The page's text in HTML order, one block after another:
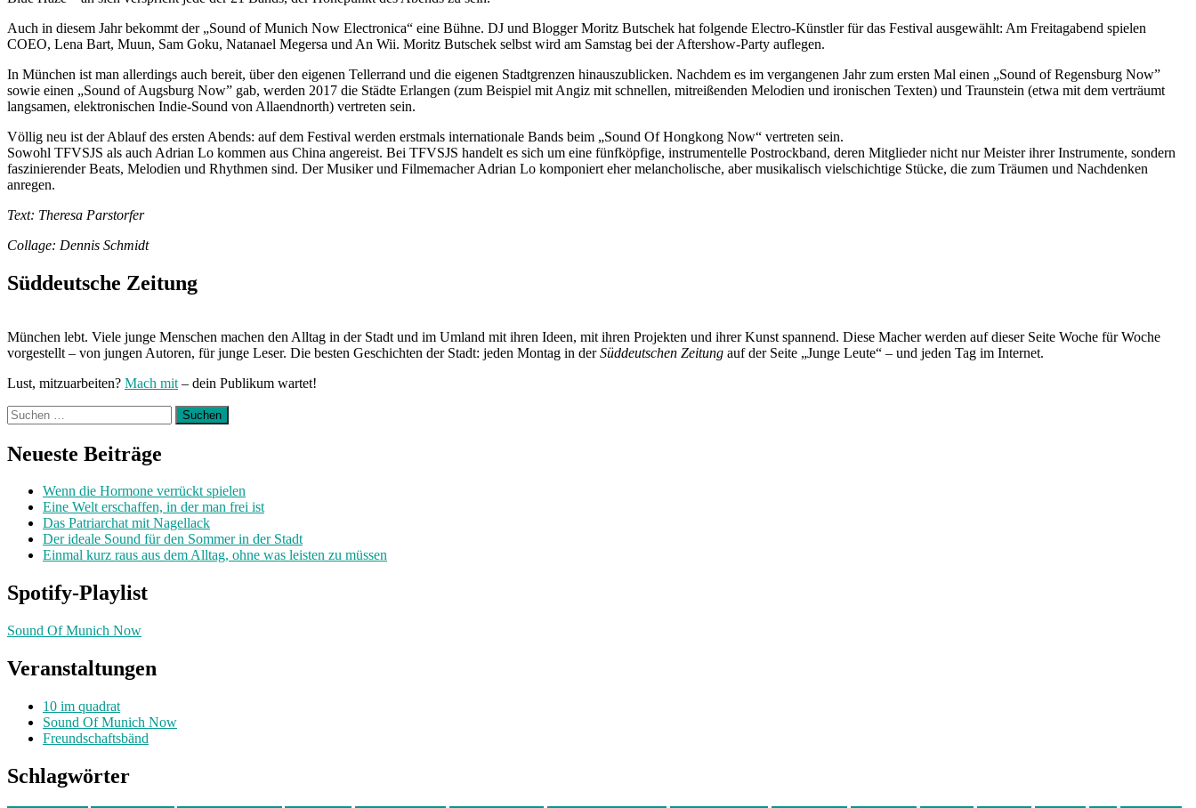
Auch in diesem Jahr bekommt der „Sound of Munich Now Electronica“ eine Bühne. DJ und Blogger Moritz Butschek hat folgende Electro-Künstler für das Festival ausgewählt: Am Freitagabend spielen
COEO, Lena Bart, Muun, Sam Goku, Natanael Megersa und An Wii. Moritz Butschek selbst wird am Samstag bei der Aftershow-Party auflegen.
In München ist man allerdings auch bereit, über den eigenen Tellerrand und die eigenen Stadtgrenzen hinauszublicken. Nachdem es im vergangenen Jahr zum ersten Mal einen „Sound of Regensburg Now”
sowie einen „Sound of Augsburg Now” gab, werden 2017 die Städte Erlangen (zum Beispiel mit Angiz mit schnellen, mitreißenden Melodien und ironischen Texten) und Traunstein (etwa mit dem verträumt
langsamen, elektronischen Indie-Sound von Allaendnorth) vertreten sein.
Völlig neu ist der Ablauf des ersten Abends: auf dem Festival werden erstmals internationale Bands beim „Sound Of Hongkong Now“ vertreten sein.
Sowohl TFVSJS als auch Adrian Lo kommen aus China angereist. Bei TFVSJS handelt es sich um eine fünfköpfige, instrumentelle Postrockband, deren Mitglieder nicht nur Meister ihrer Instrumente, sondern
faszinierender Beats, Melodien und Rhythmen sind. Der Musiker und Filmemacher Adrian Lo komponiert eher melancholische, aber musikalisch vielschichtige Stücke, die zum Träumen und Nachdenken
anregen.
Text: Theresa Parstorfer
Collage: Dennis Schmidt
Süddeutsche Zeitung
München lebt. Viele junge Menschen machen den Alltag in der Stadt und im Umland mit ihren Ideen, mit ihren Projekten und ihrer Kunst spannend. Diese Macher werden auf dieser Seite Woche für Woche
vorgestellt – von jungen Autoren, für junge Leser. Die besten Geschichten der Stadt: jeden Montag in derSüddeutschen Zeitung auf der Seite „Junge Leute“ – und jeden Tag im Internet.
Lust, mitzuarbeiten? Mach mit – dein Publikum wartet!
Suchen
nach:
Neueste Beiträge
Wenn die Hormone verrückt spielen
Eine Welt erschaffen, in der man frei ist
Das Patriarchat mit Nagellack
Der ideale Sound für den Sommer in der Stadt
Einmal kurz raus aus dem Alltag, ohne was leisten zu müssen
Spotify-Playlist
Sound Of Munich Now
Veranstaltungen
10 im quadrat
Sound Of Munich Now
Freundschaftsbänd
Schlagwörter